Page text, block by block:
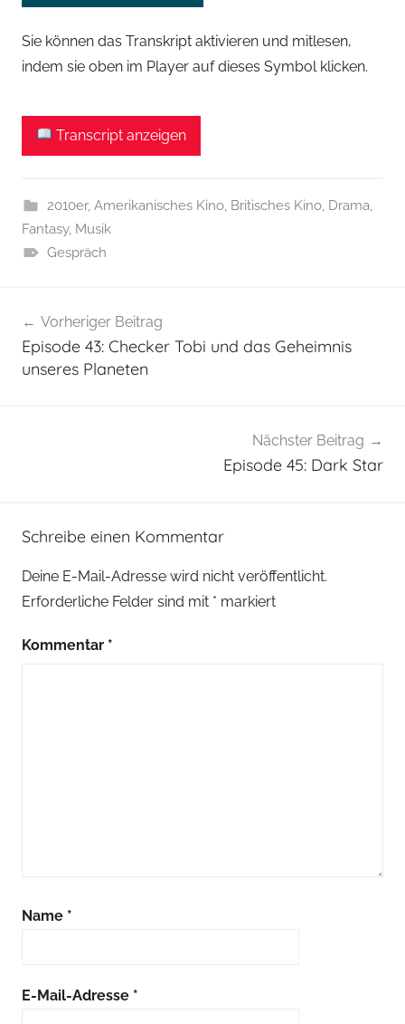
Sie können das Transkript aktivieren und mitlesen,
indem sie oben im Player auf dieses Symbol klicken.
Transcript anzeigen
2010er, Amerikanisches Kino, Britisches Kino, Drama,
Fantasy, Musik
Gespräch
Vorheriger Beitrag
Episode 43: Checker Tobi und das Geheimnis
unseres Planeten
Nächster Beitrag
Episode 45: Dark Star
Schreibe einen Kommentar
Deine E-Mail-Adresse wird nicht veröffentlicht.
Erforderliche Felder sind mit * markiert
Kommentar *
Name *
E-Mail-Adresse *